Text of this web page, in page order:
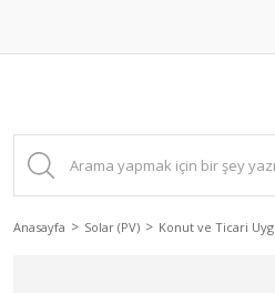
Anasayfa Solar (PV) Konut ve Ticari